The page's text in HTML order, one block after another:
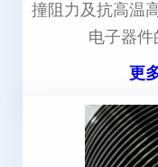
撞阻力及抗高温
电子器件
更